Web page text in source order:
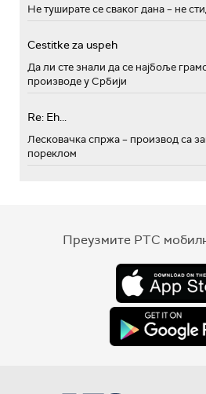
Не туширате се сваког дана – не
Cestitke za uspeh
Да ли сте знали да се најбоље
производе у Србији
Re: Eh...
Лесковачка спржа – производ са
пореклом
Преузмите РТС